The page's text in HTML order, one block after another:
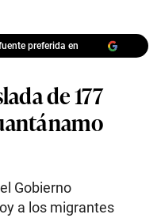
preferida en
de 177
Gobierno
a los migrantes